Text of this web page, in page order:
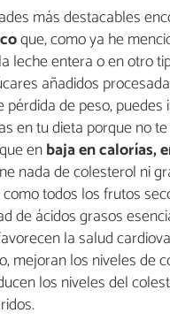
más destacables
que, como ya he
leche entera o en otro
añadidos
de peso, puedes
en tu dieta porque no
enbaja en calorías,
nada de colesterol ni
todos los frutos
de ácidos grasos
la salud
mejoran los niveles de
los niveles del